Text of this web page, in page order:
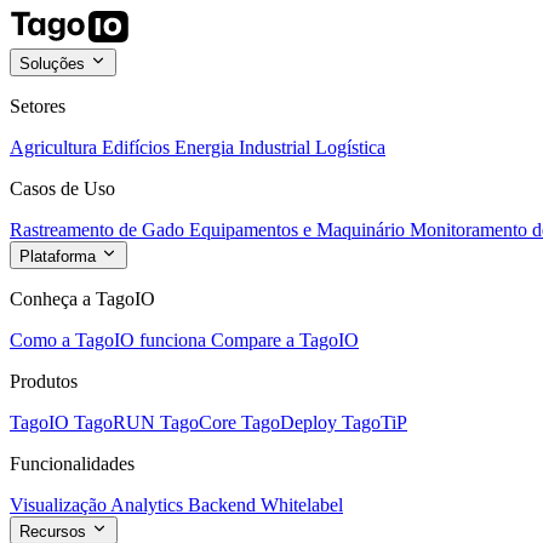
Soluções
Setores
Agricultura Edifícios Energia Industrial Logística
Casos de Uso
Rastreamento de Gado Equipamentos e Maquinário Monitoramento
Plataforma
Conheça a TagoIO
Como a TagoIO funciona Compare a TagoIO
Produtos
TagoIO TagoRUN TagoCore TagoDeploy TagoTiP
Funcionalidades
Visualização Analytics Backend Whitelabel
Recursos